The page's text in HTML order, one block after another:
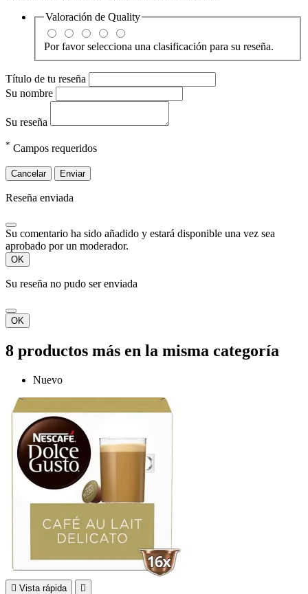
Valoración de Quality
Por favor selecciona una clasificación para su reseña.
Título de tu reseña
Su nombre
Su reseña
* Campos requeridos
Cancelar Enviar
Reseña enviada
Su comentario ha sido añadido y estará disponible una vez sea
aprobado por un moderador.
OK
Su reseña no pudo ser enviada
OK
8 productos más en la misma categoría
Nuevo
 Vista rápida 